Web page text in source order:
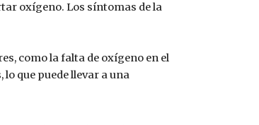
oxígeno. Los síntomas de la
como la falta de oxígeno en el
que puede llevar a una